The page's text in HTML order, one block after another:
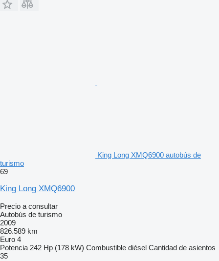
King Long XMQ6900 autobús de
turismo
69
King Long XMQ6900
Precio a consultar
Autobús de turismo
2009
826.589 km
Euro 4
Potencia 242 Hp (178 kW) Combustible diésel Cantidad de asientos
35